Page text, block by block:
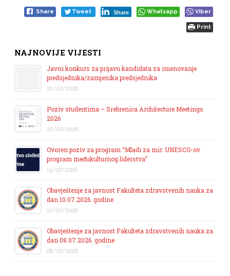
Share Tweet Share Whatsapp Viber
Print
NAJNOVIJE VIJESTI
Javni konkurs za prijavu kandidata za imenovanje
predsjednika/zamjenika predsjednika
22/07/2026
Poziv studentima – Srebrenica Architecture Meetings
2026
22/07/2026
Ovoren poziv za program “Mladi za mir: UNESCO-ov
program međukulturnog liderstva”
13/07/2026
Obavještenje za javnost Fakulteta zdravstvenih nauka za
dan 10.07.2026. godine
10/07/2026
Obavještenje za javnost Fakulteta zdravstvenih nauka za
dan 08.07.2026. godine
08/07/2026